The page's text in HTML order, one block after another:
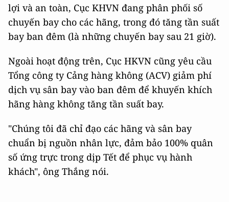
lợi và an toàn, Cục KHVN đang phân phối số
chuyến bay cho các hãng, trong đó tăng tần suất
bay ban đêm (là những chuyến bay sau 21 giờ).
Ngoài hoạt động trên, Cục HKVN cũng yêu cầu
Tổng công ty Cảng hàng không (ACV) giảm phí
dịch vụ sân bay vào ban đêm để khuyến khích
hãng hàng không tăng tần suất bay.
"Chúng tôi đã chỉ đạo các hãng và sân bay
chuẩn bị nguồn nhân lực, đảm bảo 100% quân
số ứng trực trong dịp Tết để phục vụ hành
khách", ông Thắng nói.